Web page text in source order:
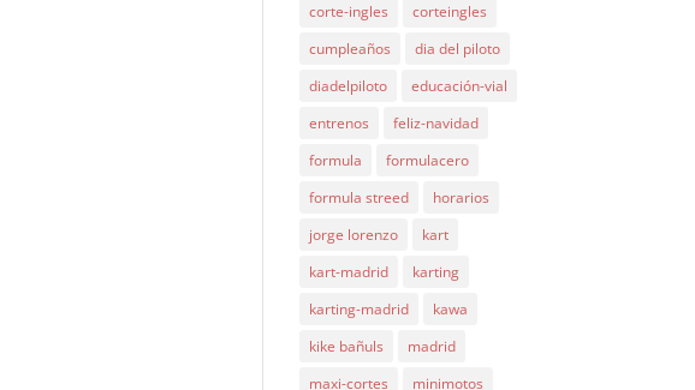
corte-ingles
corteingles
cumpleaños
dia del piloto
diadelpiloto
educación-vial
entrenos
feliz-navidad
formula
formulacero
formula streed
horarios
jorge lorenzo
kart
kart-madrid
karting
karting-madrid
kawa
kike bañuls
madrid
maxi-cortes
minimotos